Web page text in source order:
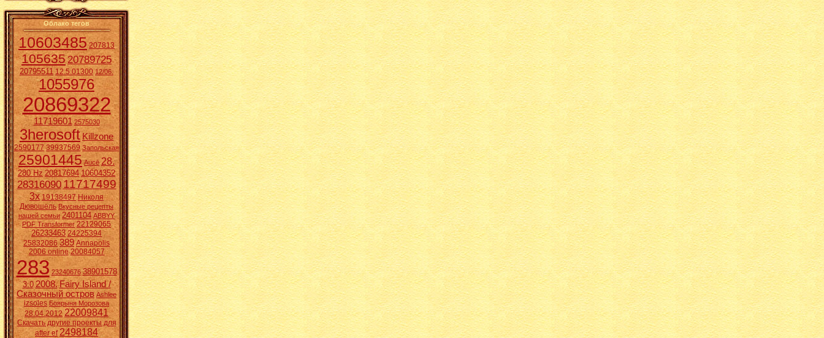
Облако тегов
10603485 207813
10563520789725
20795511 12.5.01300 12/06.
1055976
20869322
11719601 2575030
3herosoft Killzone
2590177 39937569 Запольская
25901445 Aucē 28.
280 Hz 20817694 10604352
2831609011717499
3x 19138497 Николя
Дювошель Вкусные рецепты
нашей семьи 2401104 ABBYY
PDF Transformer 22129065
26233463 24225394
25832086 389 Annapolis
2006 online 20084057
283 23240676 38901578
3:0 2008. Fairy Island /
Сказочный остров Ashlee
izsoles Боярыня Морозова
28.04.2012 22009841
Скачать другие проекты для
after ef 2498184